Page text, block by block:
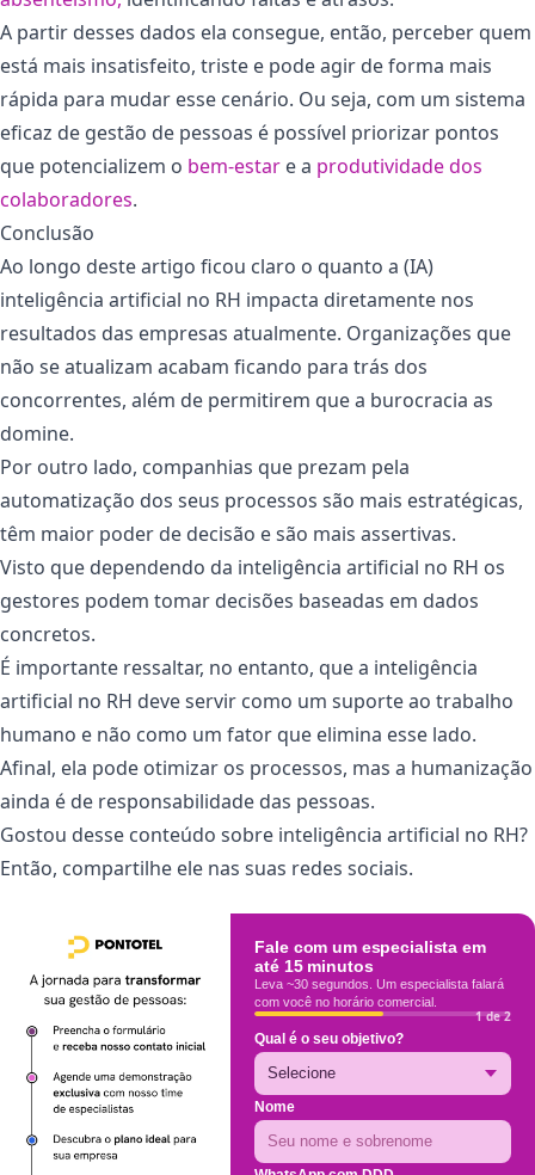
A partir desses dados ela consegue, então, perceber quem
está mais insatisfeito, triste e pode agir de forma mais
rápida para mudar esse cenário. Ou seja, com um sistema
eficaz de gestão de pessoas é possível priorizar pontos
que potencializem o bem-estar e a produtividade dos
colaboradores.
Conclusão
Ao longo deste artigo ficou claro o quanto a (IA)
inteligência artificial no RH impacta diretamente nos
resultados das empresas atualmente. Organizações que
não se atualizam acabam ficando para trás dos
concorrentes, além de permitirem que a burocracia as
domine.
Por outro lado, companhias que prezam pela
automatização dos seus processos são mais estratégicas,
têm maior poder de decisão e são mais assertivas.
Visto que dependendo da inteligência artificial no RH os
gestores podem tomar decisões baseadas em dados
concretos.
É importante ressaltar, no entanto, que a inteligência
artificial no RH deve servir como um suporte ao trabalho
humano e não como um fator que elimina esse lado.
Afinal, ela pode otimizar os processos, mas a humanização
ainda é de responsabilidade das pessoas.
Gostou desse conteúdo sobre inteligência artificial no RH?
Então, compartilhe ele nas suas redes sociais.
Fale com um especialista em
até 15 minutos
Leva ~30 segundos. Um especialista falará
com você no horário comercial.
1 de 2
Qual é o seu objetivo?
Nome